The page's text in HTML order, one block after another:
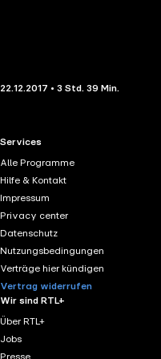
22.12.2017 • 3 Std. 39 Min.
RTL+ useful links.
Services
Alle Programme
Hilfe & Kontakt
Impressum
Privacy center
Datenschutz
Nutzungsbedingungen
Verträge hier kündigen
Vertrag widerrufen
Wir sind RTL+
Über RTL+
Jobs
Presse